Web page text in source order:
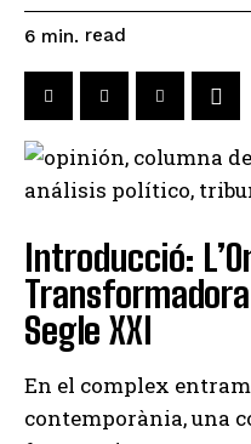
6 min. read
Introducció:
Segle XXI
En el complex
contemporània, una